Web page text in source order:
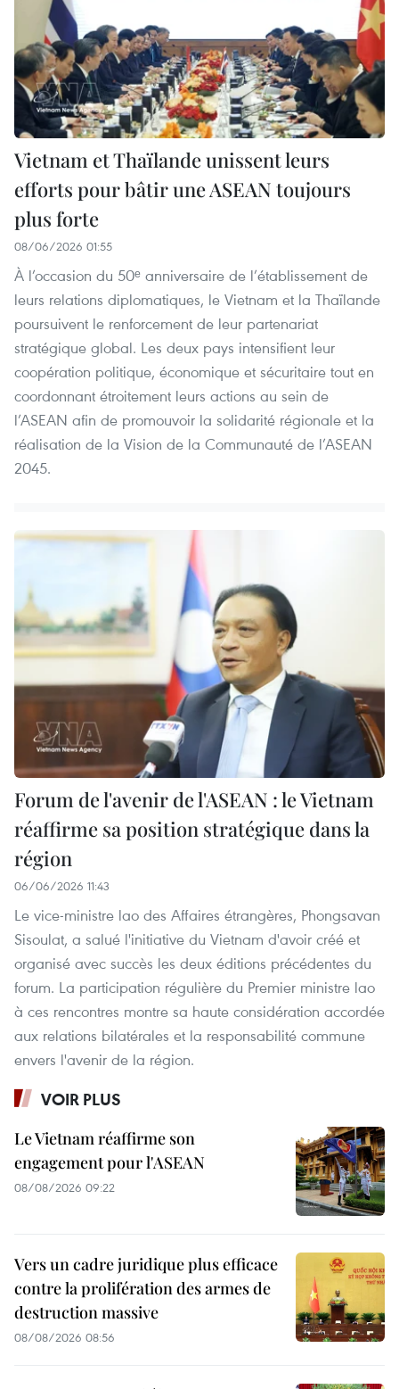
Vietnam et Thaïlande unissent leurs
efforts pour bâtir une ASEAN toujours
plus forte
08/06/2026 01:55
À l’occasion du 50ᵉ anniversaire de l’établissement de
leurs relations diplomatiques, le Vietnam et la Thaïlande
poursuivent le renforcement de leur partenariat
stratégique global. Les deux pays intensifient leur
coopération politique, économique et sécuritaire tout en
coordonnant étroitement leurs actions au sein de
l’ASEAN afin de promouvoir la solidarité régionale et la
réalisation de la Vision de la Communauté de l’ASEAN
2045.
Forum de l'avenir de l'ASEAN : le Vietnam
réaffirme sa position stratégique dans la
région
06/06/2026 11:43
Le vice-ministre lao des Affaires étrangères, Phongsavan
Sisoulat, a salué l'initiative du Vietnam d'avoir créé et
organisé avec succès les deux éditions précédentes du
forum. La participation régulière du Premier ministre lao
à ces rencontres montre sa haute considération accordée
aux relations bilatérales et la responsabilité commune
envers l'avenir de la région.
VOIR PLUS
Le Vietnam réaffirme son
engagement pour l'ASEAN
08/08/2026 09:22
Vers un cadre juridique plus efficace
contre la prolifération des armes de
destruction massive
08/08/2026 08:56